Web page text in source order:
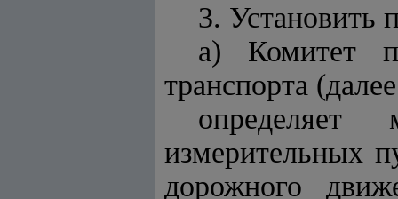
3. Установить
а) Комитет
транспорта
определяет
измерительных
дорожного